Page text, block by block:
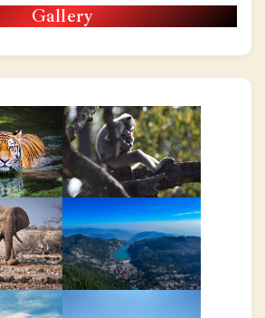
Gallery